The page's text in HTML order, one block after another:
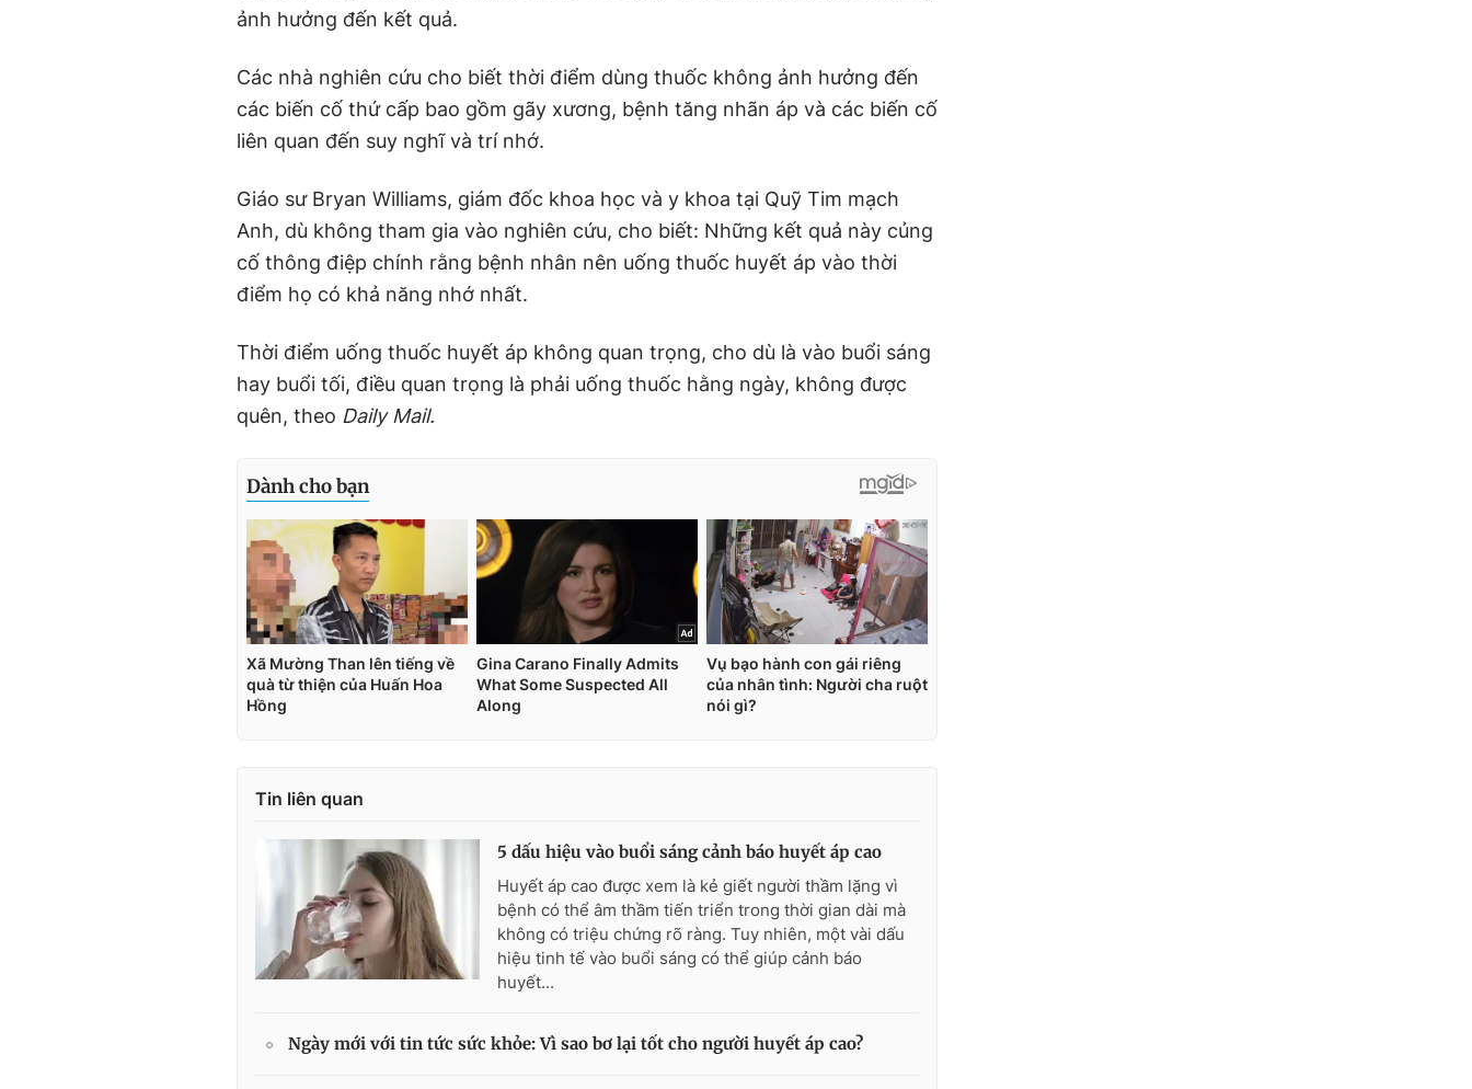
ảnh hưởng đến kết quả.
Các nhà nghiên cứu cho biết thời điểm dùng thuốc không ảnh hưởng đến
các biến cố thứ cấp bao gồm gãy xương, bệnh tăng nhãn áp và các biến cố
liên quan đến suy nghĩ và trí nhớ.
Giáo sư Bryan Williams, giám đốc khoa học và y khoa tại Quỹ Tim mạch
Anh, dù không tham gia vào nghiên cứu, cho biết: Những kết quả này củng
cố thông điệp chính rằng bệnh nhân nên uống thuốc huyết áp vào thời
điểm họ có khả năng nhớ nhất.
Thời điểm uống thuốc huyết áp không quan trọng, cho dù là vào buổi sáng
hay buổi tối, điều quan trọng là phải uống thuốc hằng ngày, không được
quên, theo Daily Mail.
Tin liên quan
5 dấu hiệu vào buổi sáng cảnh báo huyết áp cao
Huyết áp cao được xem là kẻ giết người thầm lặng vì
bệnh có thể âm thầm tiến triển trong thời gian dài mà
không có triệu chứng rõ ràng. Tuy nhiên, một vài dấu
hiệu tinh tế vào buổi sáng có thể giúp cảnh báo
huyết...
Ngày mới với tin tức sức khỏe: Vì sao bơ lại tốt cho người huyết áp cao?